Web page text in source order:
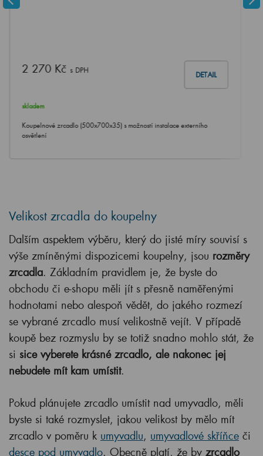
2 270 Kčs DPH
DETAIL
skladem
Koupelnové zrcadlo (500x700x35) s možností instalace externího
osvětlení
Velikost zrcadla do koupelny
Dalším aspektem výběru, který do jisté míry souvisí s
výše zmíněnými dispozicemi koupelny, jsou rozměry
zrcadla. Základním pravidlem je, že byste do
obchodu či e-shopu měli jít s přesně naměřenými
hodnotami nebo alespoň vědět, do jakého rozmezí
se vybrané zrcadlo musí velikostně vejít. V případě
koupě bez rozmyslu by se totiž snadno mohlo stát, že
si sice vyberete krásné zrcadlo, ale nakonec jej
nebudete mít kam umístit.
Pokud plánujete zrcadlo umístit nad umyvadlo, měli
byste si také rozmyslet, jakou velikost by mělo mít
zrcadlo v poměru k umyvadlu, umyvadlové skříňce či
desce pod umyvadlo. Obecně platí, že by zrcadlo